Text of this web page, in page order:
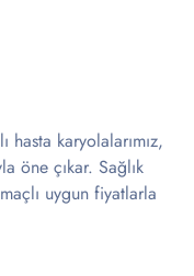
hasta karyolalarımız,
öne çıkar. Sağlık
uygun fiyatlarla